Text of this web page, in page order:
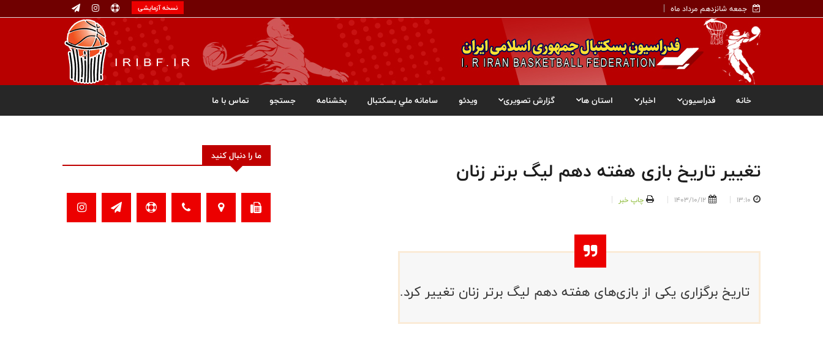
جمعه شانزدهم مرداد ماه نسخه آزمایشی
خانه فدراسیون اخبار استان ها گزارش تصویری ویدئو سامانه ملي بسکتبال بخشنامه جستجو تماس با ما
تغییر تاریخ بازی هفته دهم لیگ برتر زنان
13:10
1403/10/12 چاپ خبر
تاریخ برگزاری یکی از بازی‌های هفته دهم لیگ برتر زنان تغییر کرد.
ما را دنبال کنید